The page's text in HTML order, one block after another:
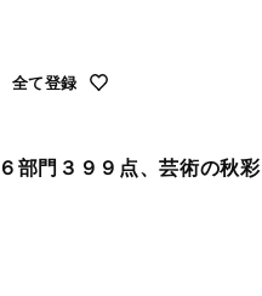
全て登録
門３９９点、芸術の秋彩